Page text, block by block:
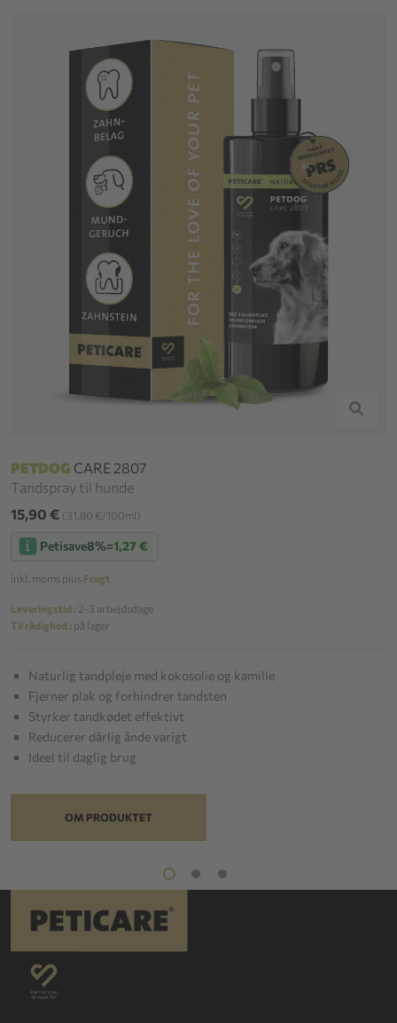
PETDOG CARE 2807
Tandspray til hunde
15,90 € (31,80 €/100ml)
Petisave8%=1,27 €
inkl. moms plus Fragt
Leveringstid : 2-3 arbejdsdage
Til rådighed : på lager
Naturlig tandpleje med kokosolie og kamille
Fjerner plak og forhindrer tandsten
Styrker tandkødet effektivt
Reducerer dårlig ånde varigt
Ideel til daglig brug
OM PRODUKTET